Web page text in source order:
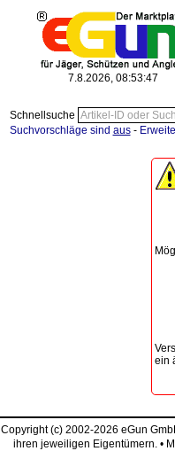
7.8.2026, 08:53:47
Schnellsuche
Suchvorschläge sind aus-
ein
Copyright (c) 2002-2026 eGun
ihren jeweiligen Eigentümern. •